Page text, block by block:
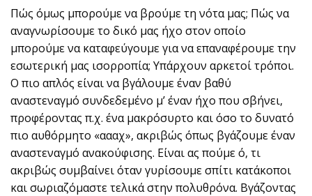
Πώς όμως μπορούμε να βρούμε τη νότα μας; Πώς να
αναγνωρίσουμε το δικό μας ήχο στον οποίο
μπορούμε να καταφεύγουμε για να επαναφέρουμε την
εσωτερική μας ισορροπία; Υπάρχουν αρκετοί τρόποι.
Ο πιο απλός είναι να βγάλουμε έναν βαθύ
αναστεναγμό συνδεδεμένο μ’ έναν ήχο που σβήνει,
προφέροντας π.χ. ένα μακρόσυρτο και όσο το δυνατό
πιο αυθόρμητο «αααχ», ακριβώς όπως βγάζουμε έναν
αναστεναγμό ανακούφισης. Είναι ας πούμε ό, τι
ακριβώς συμβαίνει όταν γυρίσουμε σπίτι κατάκοποι
και σωριαζόμαστε τελικά στην πολυθρόνα. Βγάζοντας